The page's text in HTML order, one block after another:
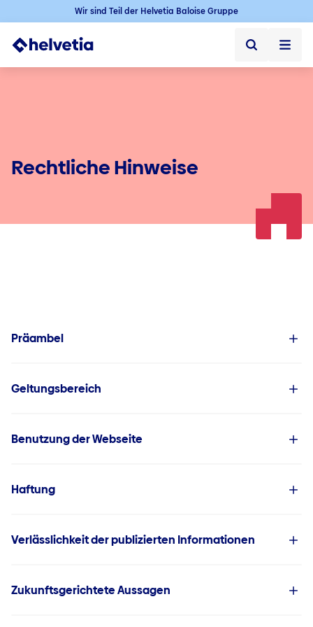
Wir sind Teil der Helvetia Baloise Gruppe
Über uns
Rechtliche Hinweise
Präambel
Geltungsbereich
Benutzung der Webseite
Haftung
Verlässlichkeit der publizierten Informationen
Zukunftsgerichtete Aussagen